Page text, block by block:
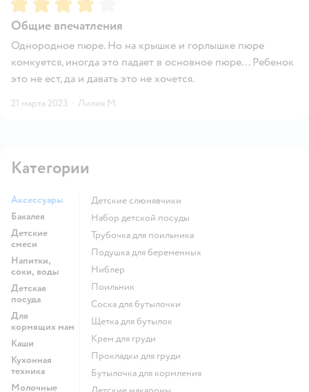
Общие впечатления
Однородное пюре. Но на крышке и горлышке пюре
комкуется, иногда это падает в основное пюре... Ребенок
это не ест, да и давать это не хочется.
21 марта 2023 · Лилия М.
Категории
Аксессуары
Бакалея
Детские
смеси
Напитки,
соки, воды
Детская
посуда
Для
кормящих мам
Каши
Кухонная
техника
Молочные
детские слюнявчики
набор детской посуды
трубочка для поильника
подушка для беременных
ниблер
поильник
соска для бутылочки
щетка для бутылок
крем для груди
прокладки для груди
бутылочка для кормления